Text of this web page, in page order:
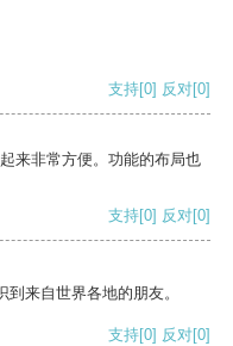
支持[0] 反对[0]
来非常方便。功能的布局也
支持[0] 反对[0]
来自世界各地的朋友。
支持[0] 反对[0]